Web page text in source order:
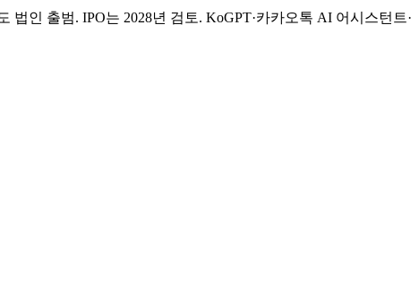
인 출범. IPO는 2028년 검토. KoGPT·카카오톡 AI 어시스턴트·